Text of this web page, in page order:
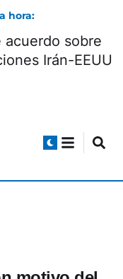
hora:
y servidores